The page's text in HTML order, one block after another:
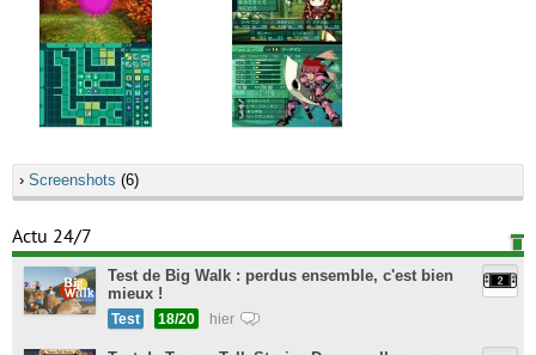
› Screenshots (6)
Actu 24/7
Test de Big Walk : perdus ensemble, c'est bien
mieux !
Test 18/20 hier